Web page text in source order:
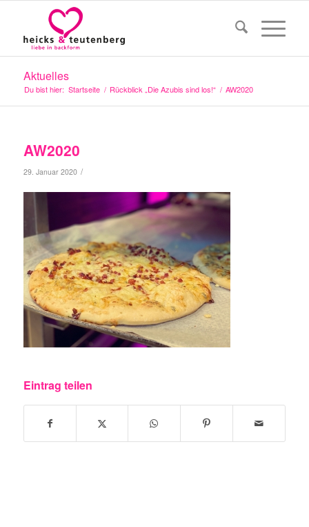
Aktuelles
Du bist hier: Startseite / Rückblick „Die Azubis sind los!“ / AW2020
AW2020
29. Januar 2020 /
Eintrag teilen